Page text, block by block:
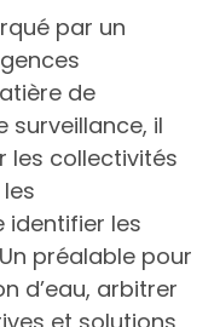
par un
de
il
les collectivités
identifier les
préalable pour
d’eau, arbitrer